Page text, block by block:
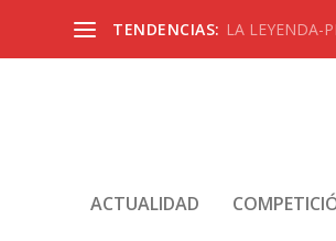
TENDENCIAS: LA LEYENDA-
ACTUALIDAD